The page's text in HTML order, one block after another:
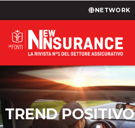
NETWORK
TREND POSITIVO